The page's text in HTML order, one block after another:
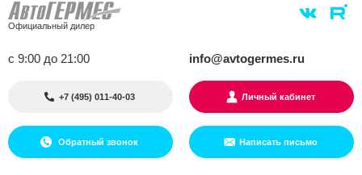
Официальный дилер
с 9:00 до 21:00 info@avtogermes.ru
+7 (495) 011-40-03 Личный кабинет
Обратный звонок Написать письмо